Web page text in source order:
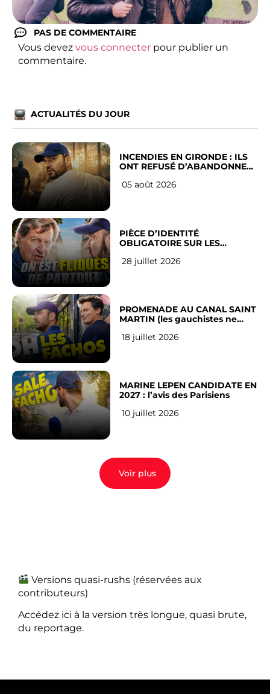
PAS DE COMMENTAIRE
Vous devez vous connecter pour publier un
commentaire.
ACTUALITÉS DU JOUR
INCENDIES EN GIRONDE : ILS
ONT REFUSÉ D’ABANDONNER
05 août 2026
PIÈCE D’IDENTITÉ
OBLIGATOIRE SUR LES
Français
28 juillet 2026
PROMENADE AU CANAL SAINT
MARTIN (les gauchistes ne
18 juillet 2026
MARINE LEPEN CANDIDATE EN
2027 : l’avis des Parisiens
10 juillet 2026
Voir plus
Versions quasi-rushs (réservées aux
contributeurs)
Accédez ici à la version très longue, quasi brute,
du reportage.